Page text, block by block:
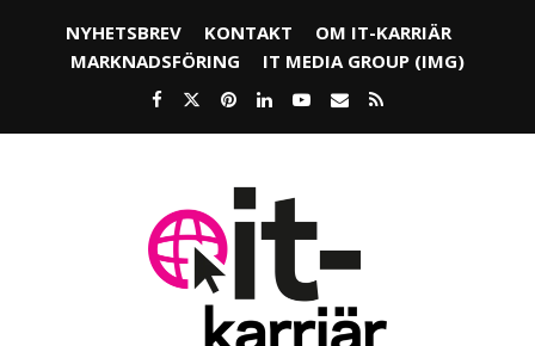
NYHETSBREV KONTAKT
OM IT-KARRIÄR
MARKNADSFÖRING
IT MEDIA GROUP (IMG)